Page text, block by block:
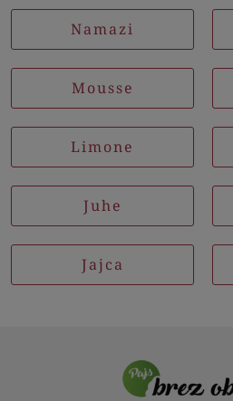
Namazi
Mousse
Limone
Juhe
Jajca